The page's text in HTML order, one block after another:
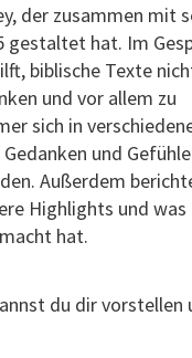
der zusammen mit
gestaltet hat. Im
biblische Texte
und vor allem zu
sich in
und Gefühle
Außerdem
Highlights und was
hat.
du dir vorstellen